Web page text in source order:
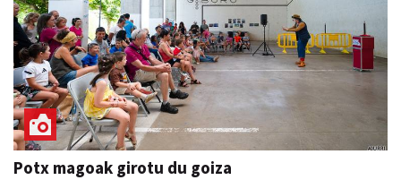
Potx magoak girotu du goiza